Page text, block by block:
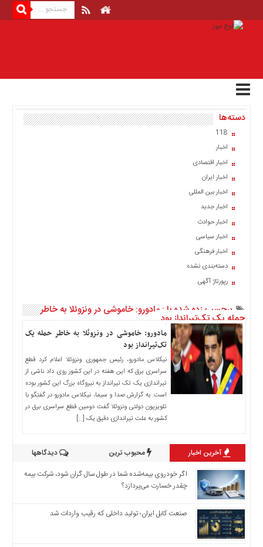
صفحه
اصلی
اخبار
اقتصادی
اقتصادی
سیاسی
اخبار
فرهنگی
منوی
اصلی
صفحه
ایران
اخبار
المللی
اخبار
اقتصادی
دسته‌ها
118
اخبار
اخبار اقتصادی
اخبار ایران
اخبار بین المللی
اخبار جدید
اخبار حوادث
اخبار سیاسی
اخبار فرهنگی
دسته‌بندی نشده
رپورتاژ آگهی
برچسب زده شده با : مادورو: خاموشی در ونزوئلا به خاطر
حمله یک تک‌تیرانداز بود
مادورو: خاموشی در ونزوئلا به خاطر حمله یک
تک‌تیرانداز بود
نیکلاس مادورو، رئیس جمهوری ونزوئلا اعلام کرد قطع
سراسری برق که این هفته در این کشور روی داد ناشی از
تیراندازی یک تک تیرانداز به نیروگاه بزرگ این کشور بوده
است. به گزارش صدا و سیما، نیکلاس مادورو در گفتگو با
تلویزیون دولتی ونزوئلا گفت دومین قطع سراسری برق در
کشور به علت تیراندازی دقیق یک […]
آخرین اخبار محبوب ترین
دیدگاهها
اگر خودروی بیمه‌شده شما در طول سال گران شود، شرکت بیمه
چقدر خسارت می‌پردازد؟
صنعت کابل ایران؛ تولید داخلی که رقیب واردات شد